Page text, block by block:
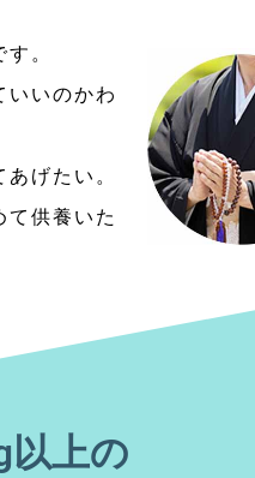
。
いいのかわ
げたい。
供養いた
以上の